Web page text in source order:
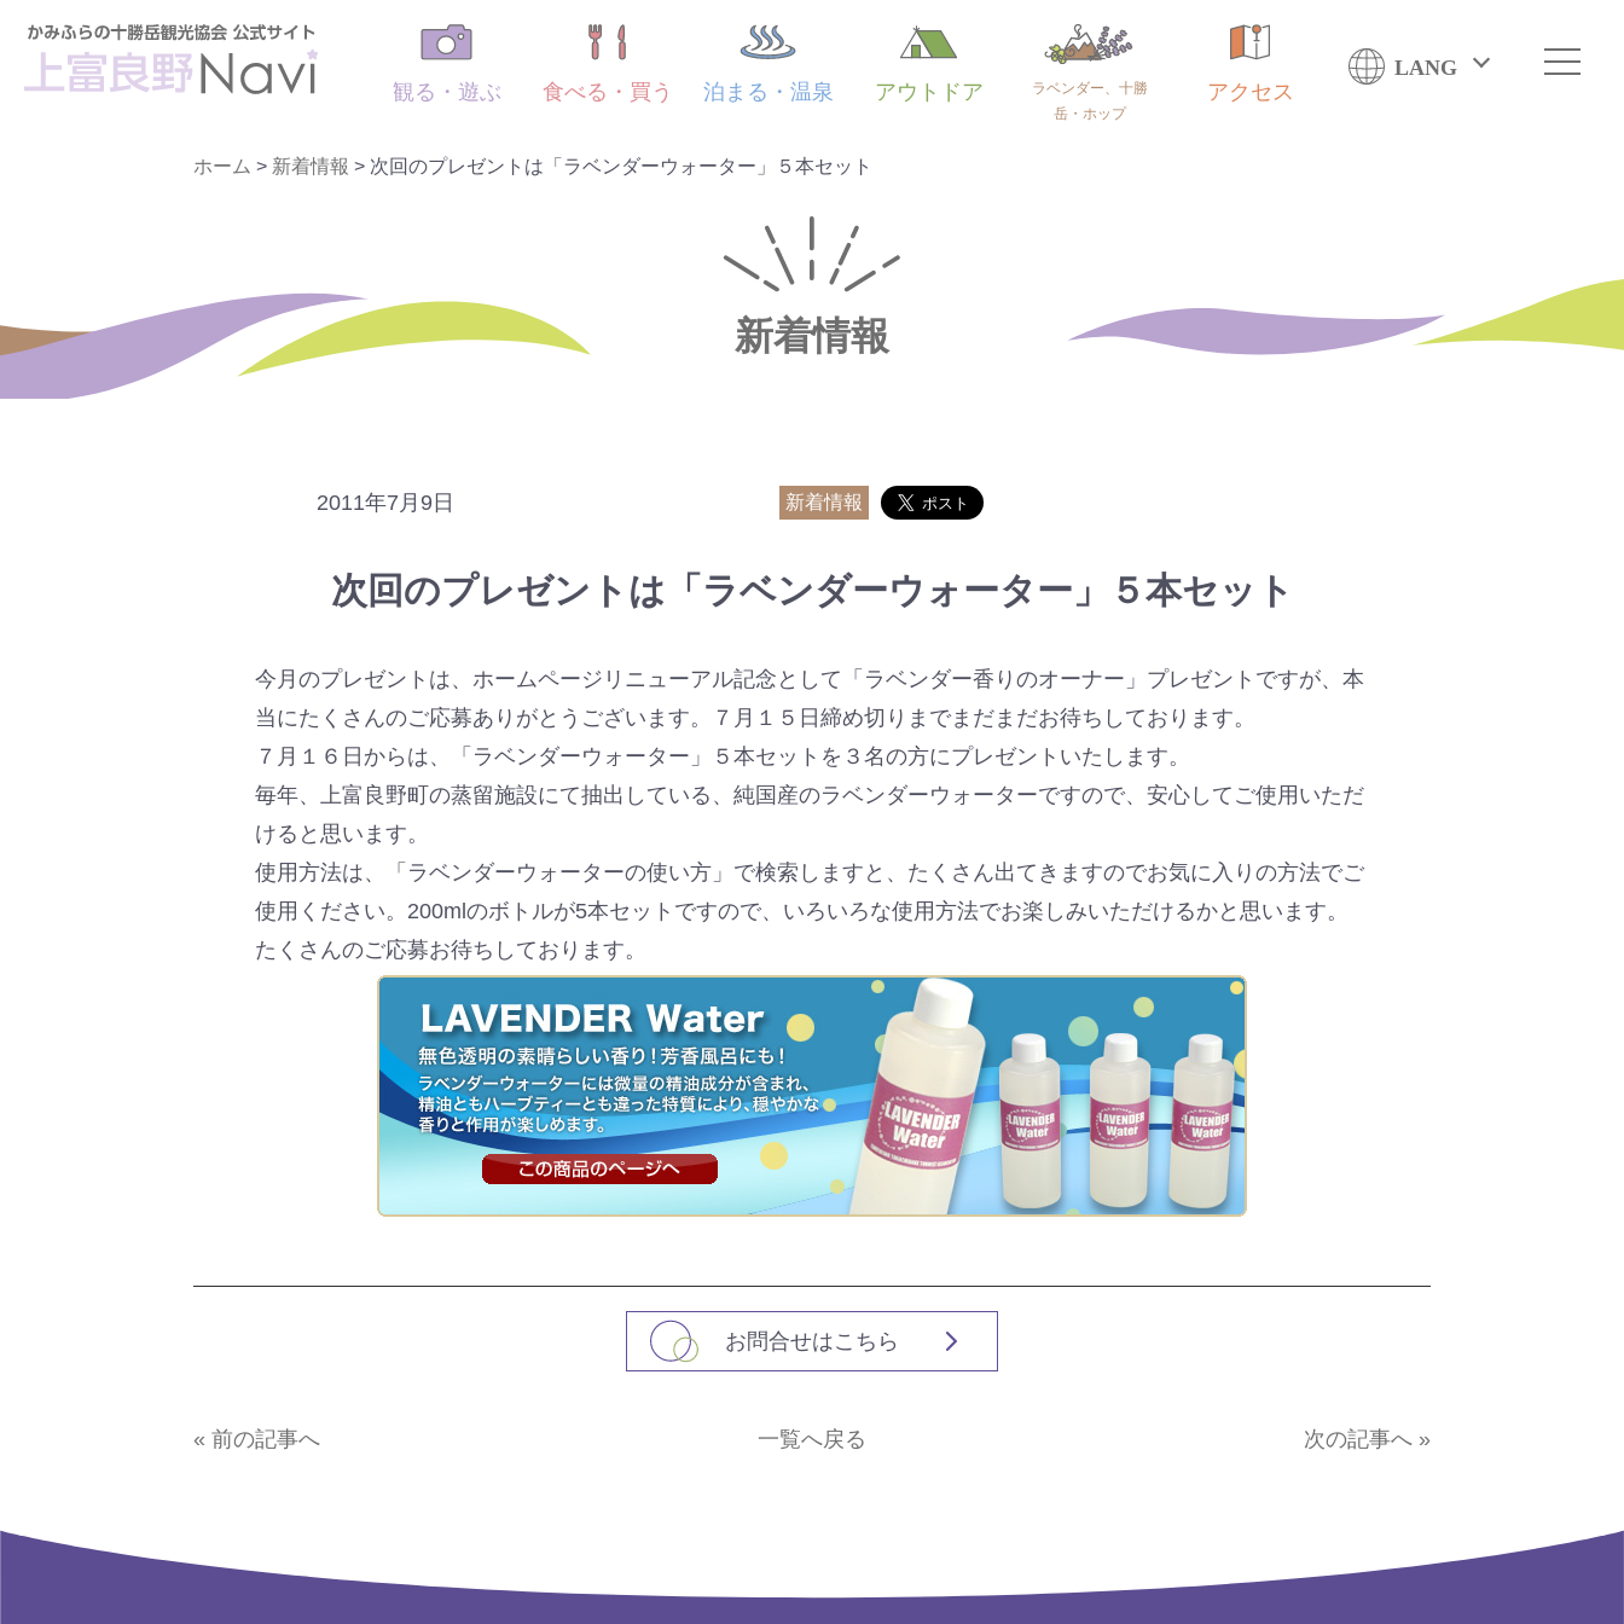
観る・遊ぶ 食べる・買う 泊まる・温泉 アウトドア
ラベンダー、十勝
岳・ホップ
アクセス
LANG
ホーム > 新着情報 > 次回のプレゼントは「ラベンダーウォーター」５本セット
新着情報
2011年7月9日 新着情報
次回のプレゼントは「ラベンダーウォーター」５本セット
今月のプレゼントは、ホームページリニューアル記念として「ラベンダー香りのオーナー」プレゼントですが、本
当にたくさんのご応募ありがとうございます。７月１５日締め切りまでまだまだお待ちしております。
７月１６日からは、「ラベンダーウォーター」５本セットを３名の方にプレゼントいたします。
毎年、上富良野町の蒸留施設にて抽出している、純国産のラベンダーウォーターですので、安心してご使用いただ
けると思います。
使用方法は、「ラベンダーウォーターの使い方」で検索しますと、たくさん出てきますのでお気に入りの方法でご
使用ください。200mlのボトルが5本セットですので、いろいろな使用方法でお楽しみいただけるかと思います。
たくさんのご応募お待ちしております。
お問合せはこちら
« 前の記事へ 一覧へ戻る 次の記事へ »